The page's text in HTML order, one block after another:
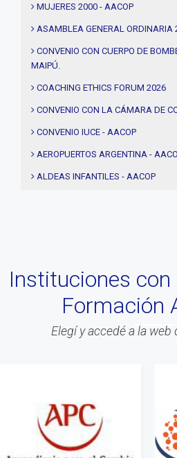
#videos
#entrevistas
#Acuerdos
#institucional
#notas
#Seminario
#Asamblea
#Evento
#ontologia
#coaching
#Calidad
MUJERES 2000 - AACOP
ASAMBLEA GENERAL ORDINARIA
CONVENIO CON CUERPO DE
MAIPÚ.
COACHING ETHICS FORUM 2026
CONVENIO CON LA CÁMARA DE
CONVENIO IUCE - AACOP
AEROPUERTOS ARGENTINA -
ALDEAS INFANTILES - AACOP
Instituciones
Formación
Elegí y accedé a la web